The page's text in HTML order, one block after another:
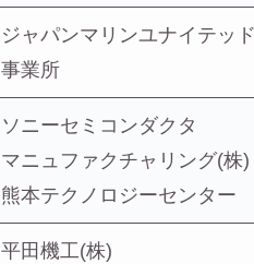
ジャパンマリンユナイテッ
事業所
ソニーセミコンダクタ
マニュファクチャリング(株)
熊本テクノロジーセンター
平田機工(株)